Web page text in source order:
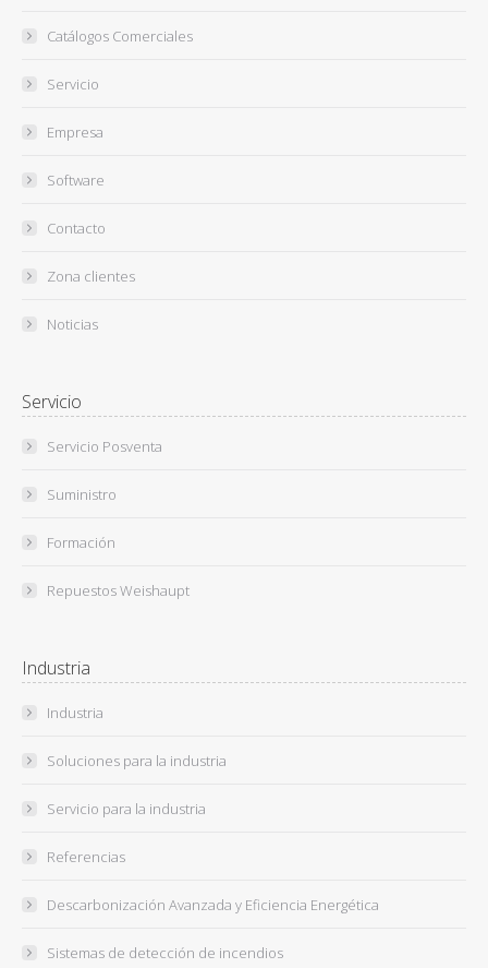
Catálogos Comerciales
Servicio
Empresa
Software
Contacto
Zona clientes
Noticias
Servicio
Servicio Posventa
Suministro
Formación
Repuestos Weishaupt
Industria
Industria
Soluciones para la industria
Servicio para la industria
Referencias
Descarbonización Avanzada y Eficiencia Energética
Sistemas de detección de incendios